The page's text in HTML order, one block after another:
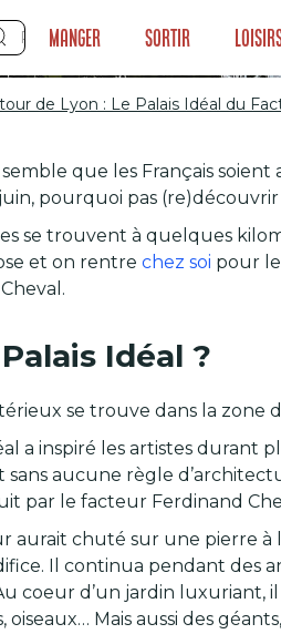
Manger Sortir
: Le
de Lyon : Le Palais Idéal du
que les Français
pourquoi pas
se trouvent à quelques
et on rentrechez soi pour
Idéal ?
se trouve dans la zone
a inspiré les artistes
aucune règle
par le facteur Ferdinand
aurait chuté sur une pierre
Il continua pendant des
coeur d’un jardin luxuriant,
Mais aussi des